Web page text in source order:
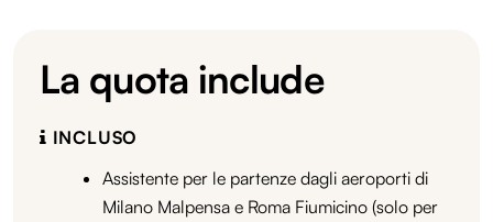
La quota include
INCLUSO
Assistente per le partenze dagli aeroporti di
Milano Malpensa e Roma Fiumicino (solo per